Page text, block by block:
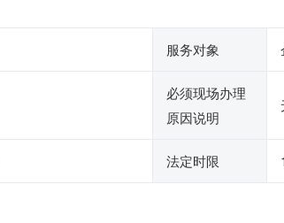
服务对象
必须现场办理
原因说明
法定时限